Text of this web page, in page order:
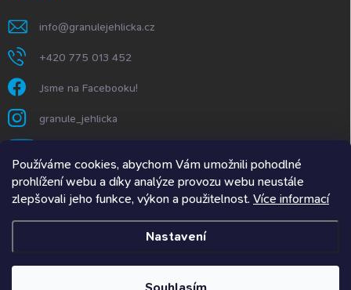
Používáme cookies, abychom Vám umožnili pohodlné
prohlížení webu a díky analýze provozu webu neustále
zlepšovali jeho funkce, výkon a použitelnost. Více informací
Nastavení
info@granulejehlicka.cz
+420 775 013 452
Jsme na Facebooku!
granule_jehlicka
Granule Jehlička.SK
Copyright 2026Granulejehlicka.cz. Všechna práva vyhrazena.Upravit
nastavení cookies